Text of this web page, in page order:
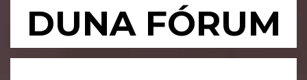
DUNA FÓRUM
Primary